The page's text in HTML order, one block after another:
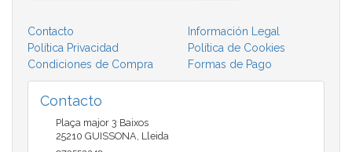
Contacto
Información Legal
Política Privacidad
Política de Cookies
Condiciones de Compra
Formas de Pago
Contacto
Plaça major 3 Baixos
25210 GUISSONA Lleida